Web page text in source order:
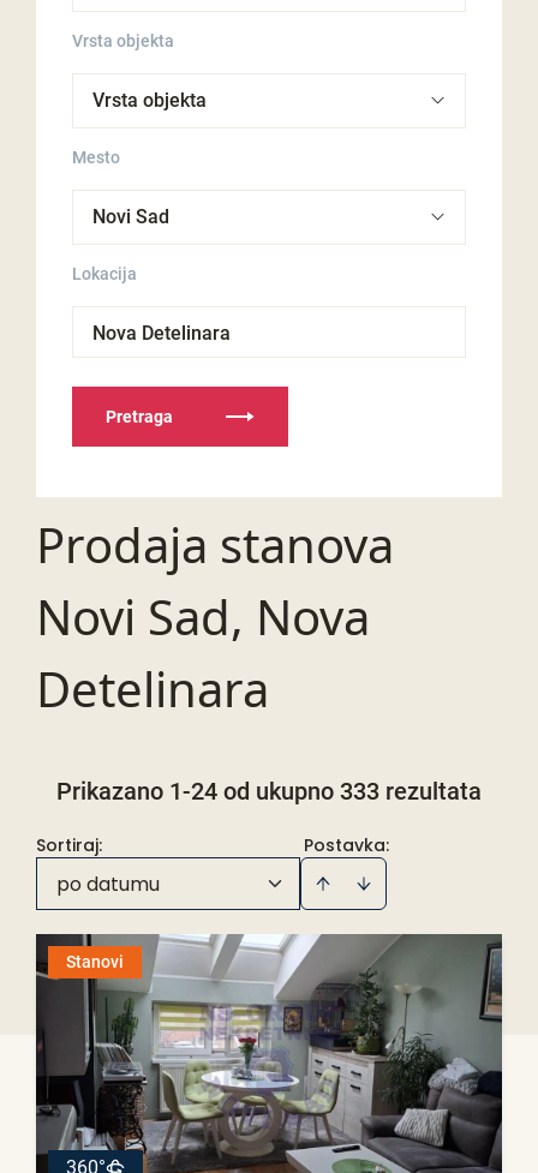
Vrsta objekta
Mesto
Lokacija
Nova Detelinara
Pretraga
Prodaja stanova
Novi Sad, Nova
Detelinara
Prikazano 1-24 od ukupno 333 rezultata
Postavka:
Sortiraj:
po datumu
Stanovi
360°